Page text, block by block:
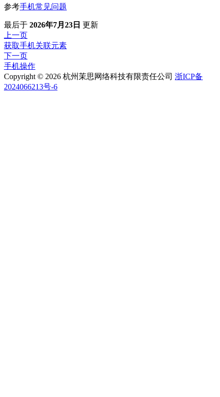
参考手机常见问题
最后于 2026年7月23日 更新
上一页
获取手机关联元素
下一页
手机操作
Copyright © 2026 杭州茉思网络科技有限责任公司 浙ICP备
2024066213号-6